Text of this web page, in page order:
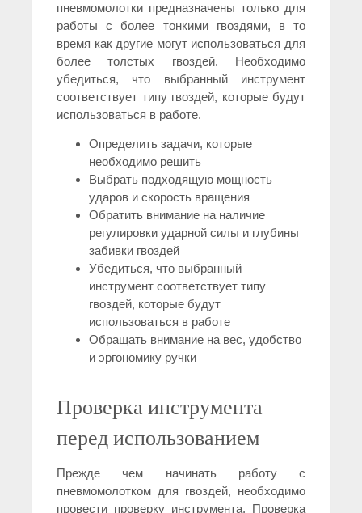
пневмомолотки предназначены только для
работы с более тонкими гвоздями, в то
время как другие могут использоваться для
более толстых гвоздей. Необходимо
убедиться, что выбранный инструмент
соответствует типу гвоздей, которые будут
использоваться в работе.
Определить задачи, которые
необходимо решить
Выбрать подходящую мощность
ударов и скорость вращения
Обратить внимание на наличие
регулировки ударной силы и глубины
забивки гвоздей
Убедиться, что выбранный
инструмент соответствует типу
гвоздей, которые будут
использоваться в работе
Обращать внимание на вес, удобство
и эргономику ручки
Проверка инструмента
перед использованием
Прежде чем начинать работу с
пневмомолотком для гвоздей, необходимо
провести проверку инструмента. Проверка